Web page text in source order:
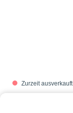
Zurzeit ausverkauft